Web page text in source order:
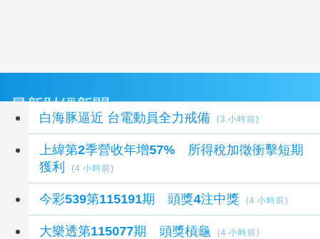
最新財經新聞
白海豚逼近 台電動員全力戒備 (3 小時前)
上緯第2季營收年增57% 所得稅加徵衝擊短期
獲利
(4 小時前)
今彩539第115191期 頭獎4注中獎 (4 小時前)
大樂透第115077期 頭獎槓龜 (4 小時前)